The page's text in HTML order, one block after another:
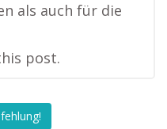
als auch für die
post.